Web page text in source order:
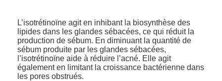
L’isotrétinoïne agit en inhibant la biosynthèse des
lipides dans les glandes sébacées, ce qui réduit la
production de sébum. En diminuant la quantité de
sébum produite par les glandes sébacées,
l’isotrétinoïne aide à réduire l’acné. Elle agit
également en limitant la croissance bactérienne dans
les pores obstrués.